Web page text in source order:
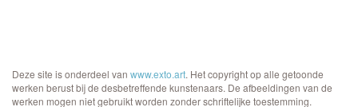
Deze site is onderdeel van www.exto.art. Het copyright op alle getoonde
werken berust bij de desbetreffende kunstenaars. De afbeeldingen van de
werken mogen niet gebruikt worden zonder schriftelijke toestemming.